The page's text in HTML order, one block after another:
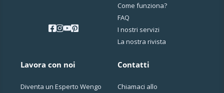
Come funziona?
FAQ
I nostri servizi
La nostra rivista
Lavora con noi
Diventa un Esperto Wengo
Contatti
Chiamaci allo